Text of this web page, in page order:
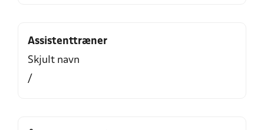
Assistenttræner
Skjult navn
/